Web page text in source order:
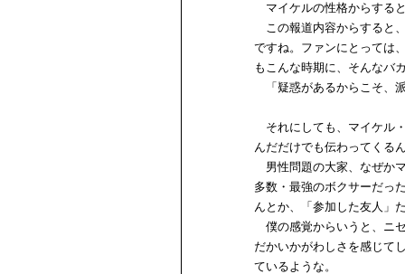
マイケルの性格からする
この報道内容からすると
ですね。ファンにとっては
もこんな時期に、そんなバ
「疑惑があるからこそ、
それにしても、マイケル
んだだけでも伝わってくる
男性問題の大家、なぜか
多数・最強のボクサーだっ
んとか、「参加した友人」
僕の感覚からいうと、ニ
だかいかがわしさを感じて
ているような。